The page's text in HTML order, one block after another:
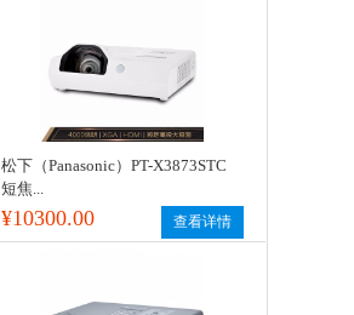
松下（Panasonic）PT-X3873STC
短焦...
¥10300.00 查看详情